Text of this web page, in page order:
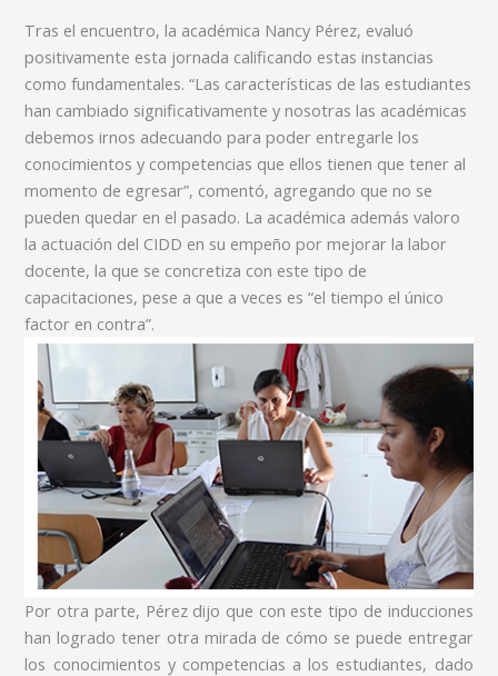
Tras el encuentro, la académica Nancy Pérez, evaluó
positivamente esta jornada calificando estas instancias
como fundamentales. “Las características de las estudiantes
han cambiado significativamente y nosotras las académicas
debemos irnos adecuando para poder entregarle los
conocimientos y competencias que ellos tienen que tener al
momento de egresar”, comentó, agregando que no se
pueden quedar en el pasado. La académica además valoro
la actuación del CIDD en su empeño por mejorar la labor
docente, la que se concretiza con este tipo de
capacitaciones, pese a que a veces es “el tiempo el único
factor en contra”.
Por otra parte, Pérez dijo que con este tipo de inducciones
han logrado tener otra mirada de cómo se puede entregar
los conocimientos y competencias a los estudiantes, dado